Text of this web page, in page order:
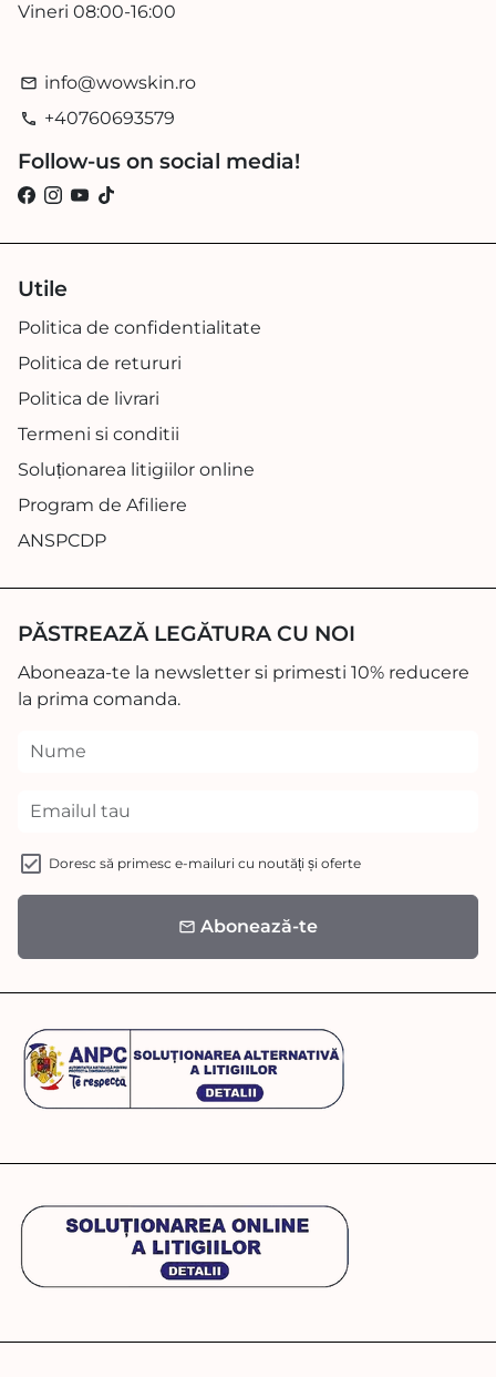
Vineri 08:00-16:00
email info@wowskin.ro
phone +40760693579
Follow-us on social media!
Utile
Politica de confidentialitate
Politica de retururi
Politica de livrari
Termeni si conditii
Soluționarea litigiilor online
Program de Afiliere
ANSPCDP
PĂSTREAZĂ LEGĂTURA CU NOI
Aboneaza-te la newsletter si primesti 10% reducere
la prima comanda.
Doresc să primesc e-mailuri cu noutăți și oferte
email Abonează-te